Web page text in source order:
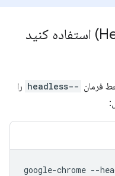
--headless
را
google-chrome